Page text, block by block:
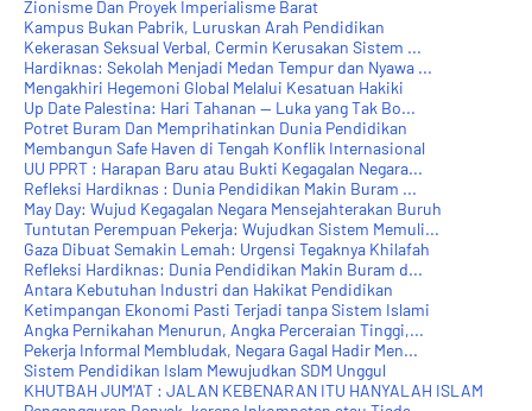
Zionisme Dan Proyek Imperialisme Barat
Kampus Bukan Pabrik, Luruskan Arah Pendidikan
Kekerasan Seksual Verbal, Cermin Kerusakan Sistem ...
Hardiknas: Sekolah Menjadi Medan Tempur dan Nyawa ...
Mengakhiri Hegemoni Global Melalui Kesatuan Hakiki
Up Date Palestina: Hari Tahanan — Luka yang Tak Bo...
Potret Buram Dan Memprihatinkan Dunia Pendidikan
Membangun Safe Haven di Tengah Konflik Internasional
UU PPRT : Harapan Baru atau Bukti Kegagalan Negara...
Refleksi Hardiknas : Dunia Pendidikan Makin Buram ...
May Day: Wujud Kegagalan Negara Mensejahterakan Buruh
Tuntutan Perempuan Pekerja: Wujudkan Sistem Memuli...
Gaza Dibuat Semakin Lemah: Urgensi Tegaknya Khilafah
Refleksi Hardiknas: Dunia Pendidikan Makin Buram d...
Antara Kebutuhan Industri dan Hakikat Pendidikan
Ketimpangan Ekonomi Pasti Terjadi tanpa Sistem Islami
Angka Pernikahan Menurun, Angka Perceraian Tinggi,...
Pekerja Informal Membludak, Negara Gagal Hadir Men...
Sistem Pendidikan Islam Mewujudkan SDM Unggul
KHUTBAH JUM'AT : JALAN KEBENARAN ITU HANYALAH ISLAM